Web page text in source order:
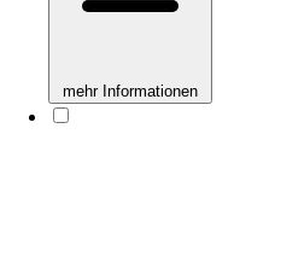
mehr Informationen